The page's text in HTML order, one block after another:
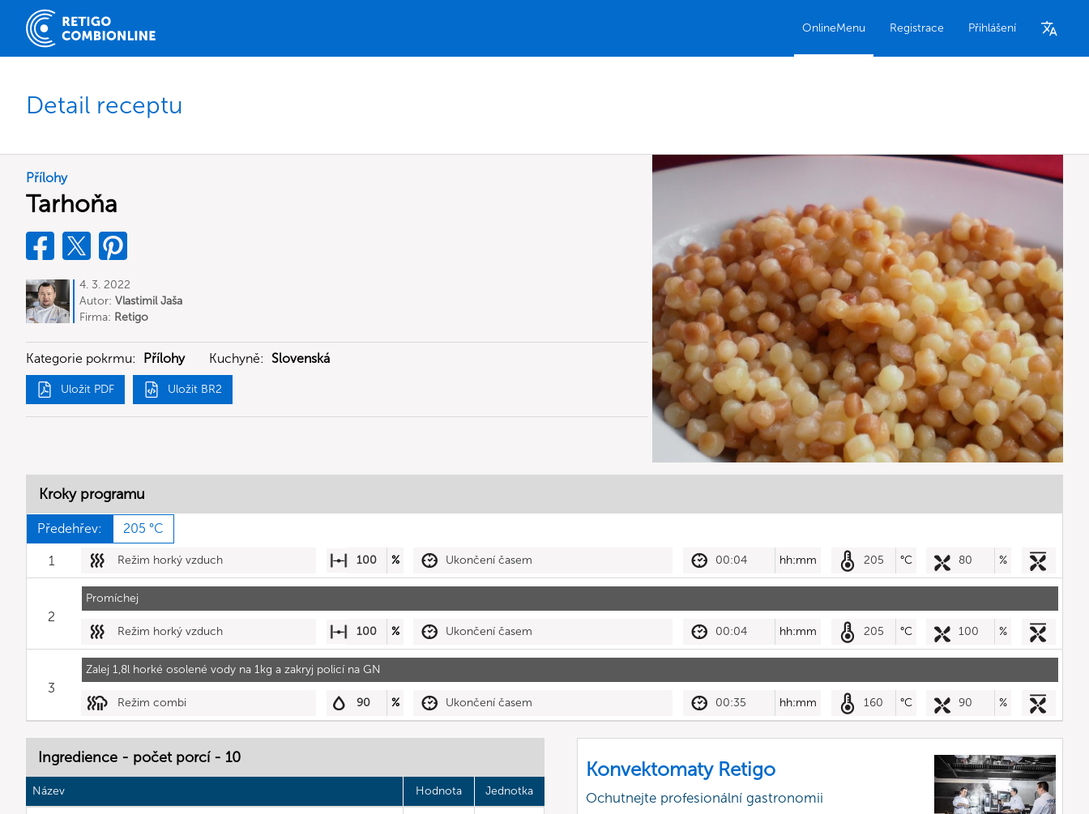
OnlineMenu Registrace Přihlášení
Detail receptu
Přílohy
Tarhoňa
4. 3. 2022
Autor: Vlastimil Jaša
Firma: Retigo
Kategorie pokrmu: Přílohy Kuchyně: Slovenská
Uložit PDF Uložit BR2
Kroky programu
Předehřev: 205 °C
1 Režim horký vzduch 100 % Ukončení časem 00:04 hh:mm 205 °C 80 %
Promíchej
2
Režim horký vzduch 100 % Ukončení časem 00:04 hh:mm 205 °C 100 %
Zalej 1,8l horké osolené vody na 1kg a zakryj policí na GN
3
Režim combi 90 % Ukončení časem 00:35 hh:mm 160 °C 90 %
Ingredience - počet porcí - 10
Název Hodnota Jednotka
Konvektomaty Retigo
Ochutnejte profesionální gastronomii